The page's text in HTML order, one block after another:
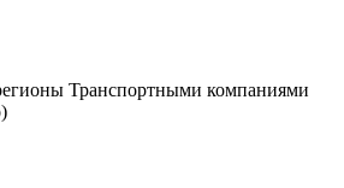
Транспортными компаниями